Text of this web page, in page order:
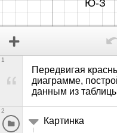
Передвигая
диаграмме,
данным из
1
Картинка
2